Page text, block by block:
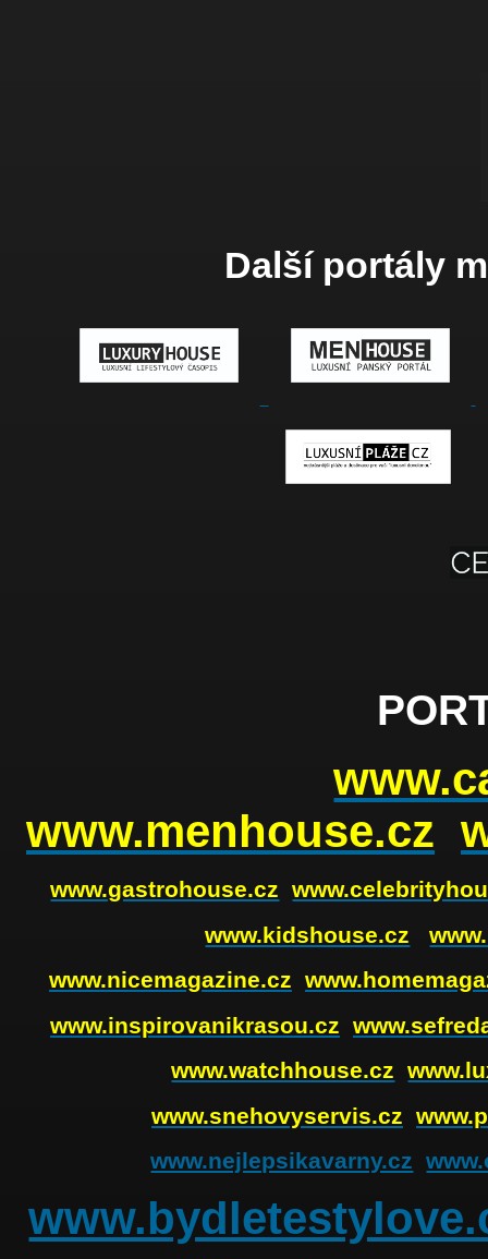
Další portály
www.menhouse.cz
www.gastrohouse.cz
www.kidshouse.cz
www.nicemagazine.cz
www.inspirovanikrasou.cz
www.watchhouse.cz
www.snehovyservis.cz
www.nejlepsikavarny.cz